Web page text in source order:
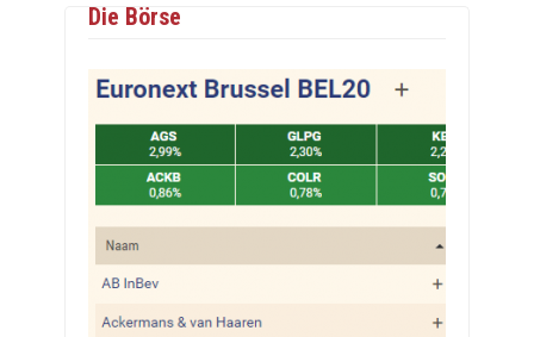
Die Börse